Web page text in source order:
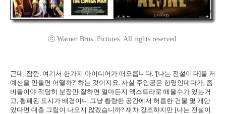
ⓒ Warner Bros. Pictures. All rights reserved.
근데, 잠깐. 여기서 한가지 아이디어가 떠오릅니다. '[나는 전설이다]를 저
예산을 만들면 어떨까?' 하는 것이지요. 사실 주인공은 한명인데다가, 좀
비들이야 적당히 분장만 잘하면 얼마든지 엑스트라로 떼울수가 있는거
고, 황폐된 도시가 배경이니 그냥 황량한 공간에서 허름한 건물 몇 개만
있다면 대충 그림이 나오지 않겠습니까? 재차 강조하지만 [나는 전설이